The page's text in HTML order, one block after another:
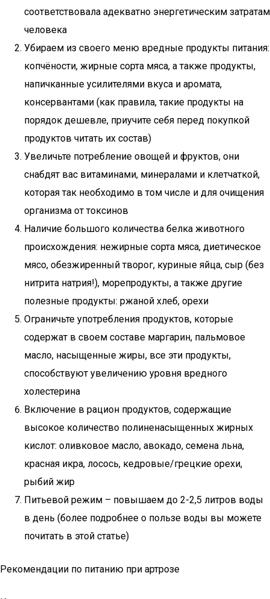
соответствовала адекватно энергетическим затратам
человека
Убираем из своего меню вредные продукты питания:
копчёности, жирные сорта мяса, а также продукты,
напичканные усилителями вкуса и аромата,
консервантами (как правила, такие продукты на
порядок дешевле, приучите себя перед покупкой
продуктов читать их состав)
Увеличьте потребление овощей и фруктов, они
снабдят вас витаминами, минералами и клетчаткой,
которая так необходимо в том числе и для очищения
организма от токсинов
Наличие большого количества белка животного
происхождения: нежирные сорта мяса, диетическое
мясо, обезжиренный творог, куриные яйца, сыр (без
нитрита натрия!), морепродукты, а также другие
полезные продукты: ржаной хлеб, орехи
Ограничьте употребления продуктов, которые
содержат в своем составе маргарин, пальмовое
масло, насыщенные жиры, все эти продукты,
способствуют увеличению уровня вредного
холестерина
Включение в рацион продуктов, содержащие
высокое количество полиненасыщенных жирных
кислот: оливковое масло, авокадо, семена льна,
красная икра, лосось, кедровые/грецкие орехи,
рыбий жир
Питьевой режим – повышаем до 2-2,5 литров воды
в день (более подробнее о пользе воды вы можете
почитать в этой статье)
Рекомендации по питанию при артрозе